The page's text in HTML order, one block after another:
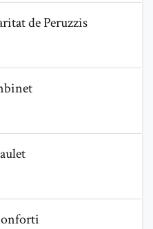
de Peruzzis
de Peruzzis
Monforti